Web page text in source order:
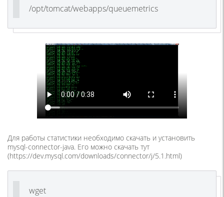
/opt/tomcat/webapps/queuemetrics
Для работы статистики необходимо скачать и установить
mysql-connector-java. Его можно скачать тут
(https://dev.mysql.com/downloads/connector/j/5.1.html)
wget